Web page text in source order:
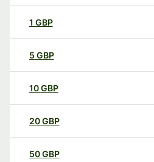
1 GBP
5 GBP
10GBP
20GBP
50GBP